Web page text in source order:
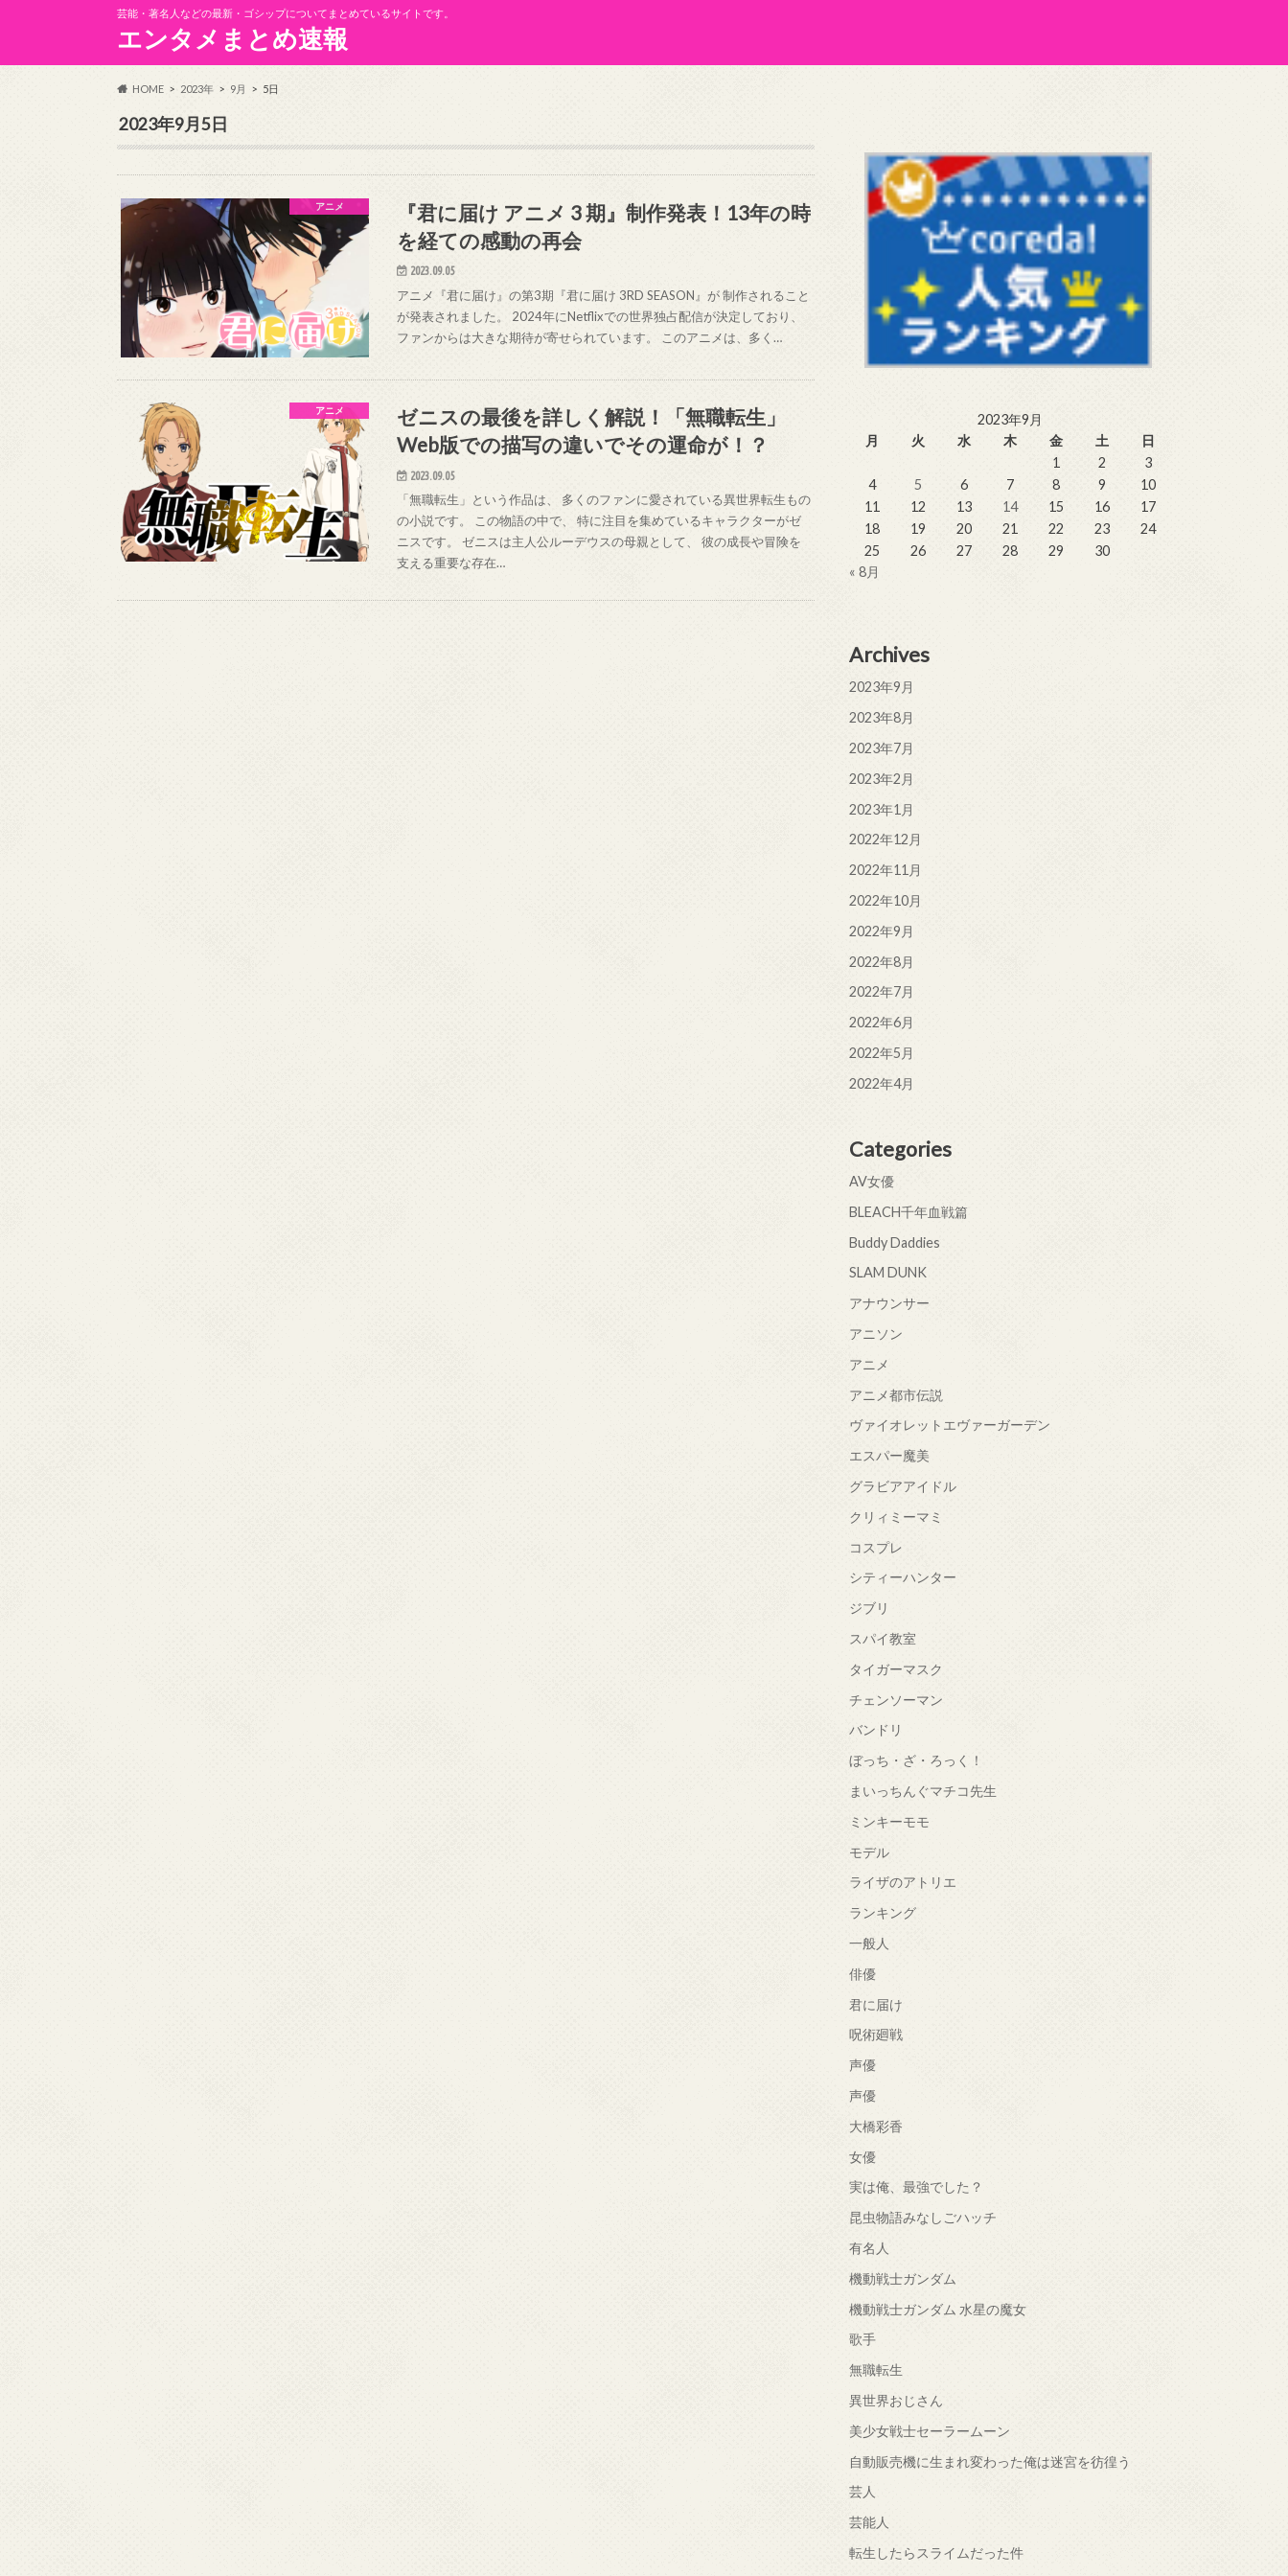
芸能・著名人などの最新・ゴシップについてまとめているサイトです。
エンタメまとめ速報
HOME 2023年 9月 5日
2023年9月5日
アニメ
『君に届け アニメ 3 期』制作発表！13年の時
を経ての感動の再会
2023.09.05
アニメ『君に届け』の第3期『君に届け 3RD SEASON』が 制作されること
が発表されました。 2024年にNetflixでの世界独占配信が決定しており、
ファンからは大きな期待が寄せられています。 このアニメは、多く…
アニメ
ゼニスの最後を詳しく解説！「無職転生」
Web版での描写の違いでその運命が！？
2023.09.05
「無職転生」という作品は、 多くのファンに愛されている異世界転生もの
の小説です。 この物語の中で、 特に注目を集めているキャラクターがゼ
ニスです。 ゼニスは主人公ルーデウスの母親として、 彼の成長や冒険を
支える重要な存在…
2023年9月
月
火 水 木 金 土
日
1
2
3
4
5 6 7 8 9
10
11
12 13 14 15 16
17
18
19 20 21 22 23
24
25
26 27 28 29
30
« 8月
Archives
2023年9月
2023年8月
2023年7月
2023年2月
2023年1月
2022年12月
2022年11月
2022年10月
2022年9月
2022年8月
2022年7月
2022年6月
2022年5月
2022年4月
Categories
AV女優
BLEACH千年血戦篇
Buddy Daddies
SLAM DUNK
アナウンサー
アニソン
アニメ
アニメ都市伝説
ヴァイオレットエヴァーガーデン
エスパー魔美
グラビアアイドル
クリィミーマミ
コスプレ
シティーハンター
ジブリ
スパイ教室
タイガーマスク
チェンソーマン
バンドリ
ぼっち・ざ・ろっく！
まいっちんぐマチコ先生
ミンキーモモ
モデル
ライザのアトリエ
ランキング
一般人
俳優
君に届け
呪術廻戦
声優
声優
大橋彩香
女優
実は俺、最強でした？
昆虫物語みなしごハッチ
有名人
機動戦士ガンダム
機動戦士ガンダム 水星の魔女
歌手
無職転生
異世界おじさん
美少女戦士セーラームーン
自動販売機に生まれ変わった俺は迷宮を彷徨う
芸人
芸能人
転生したらスライムだった件